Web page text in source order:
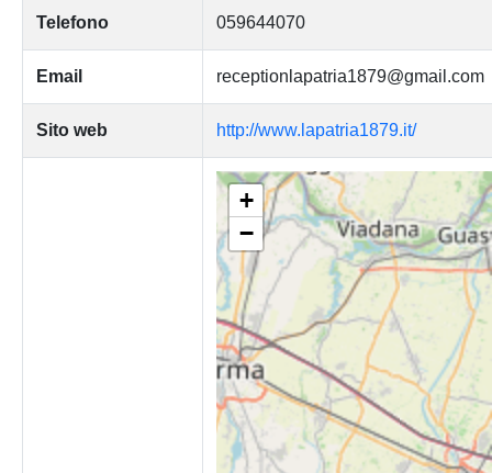
Telefono 059644070
Email receptionlapatria1879@gmail.com
Sito web http://www.lapatria1879.it/
+
−